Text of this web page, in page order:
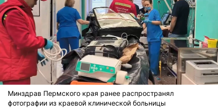
Минздрав Пермского края ранее распространял
фотографии из краевой клинической больницы